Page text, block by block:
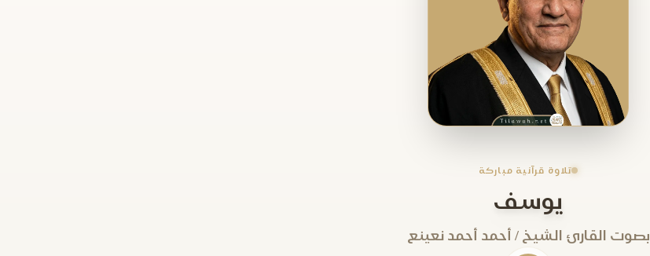
تلاوة قرآنية مباركة
يوسف
بصوت القارئ الشيخ / أحمد أحمد نعينع